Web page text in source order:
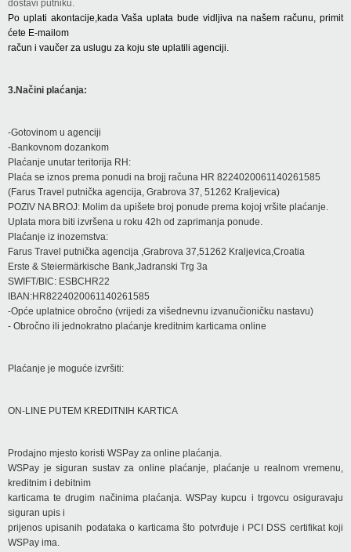
dostavi putniku.
Po uplati akontacije,kada Vaša uplata bude vidljiva na našem računu, primit
ćete E-mailom
račun i vaučer za uslugu za koju ste uplatili agenciji.
3.Načini plaćanja:
-Gotovinom u agenciji
-Bankovnom dozankom
Plaćanje unutar teritorija RH:
Plaća se iznos prema ponudi na brojj računa HR 8224020061140261585
(Farus Travel putnička agencija, Grabrova 37, 51262 Kraljevica)
POZIV NA BROJ: Molim da upišete broj ponude prema kojoj vršite plaćanje.
Uplata mora biti izvršena u roku 42h od zaprimanja ponude.
Plaćanje iz inozemstva:
Farus Travel putnička agencija ,Grabrova 37,51262 Kraljevica,Croatia
Erste & Steiermärkische Bank,Jadranski Trg 3a
SWIFT/BIC: ESBCHR22
IBAN:HR8224020061140261585
-Opće uplatnice obročno (vrijedi za višednevnu izvanučioničku nastavu)
- Obročno ili jednokratno plaćanje kreditnim karticama online
Plaćanje je moguće izvršiti:
ON-LINE PUTEM KREDITNIH KARTICA
Prodajno mjesto koristi WSPay za online plaćanja.
WSPay je siguran sustav za online plaćanje, plaćanje u realnom vremenu,
kreditnim i debitnim
karticama te drugim načinima plaćanja. WSPay kupcu i trgovcu osiguravaju
siguran upis i
prijenos upisanih podataka o karticama što potvrđuje i PCI DSS certifikat koji
WSPay ima.